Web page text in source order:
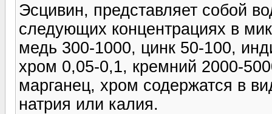
Эсцивин, представляет собой
следующих концентрациях в
медь 300-1000, цинк 50-100,
хром 0,05-0,1, кремний 2000-
марганец, хром содержатся в
натрия или калия.